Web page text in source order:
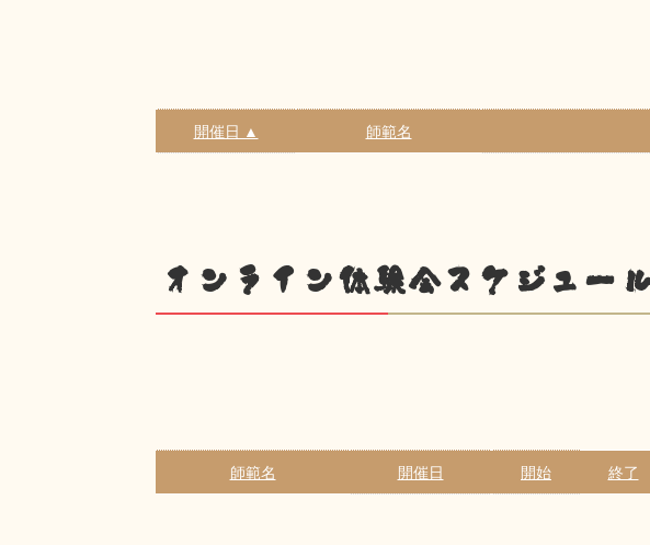
開催日 ▲ 師範名
オンライン体験会スケジュー
師範名 開催日 開始 終了